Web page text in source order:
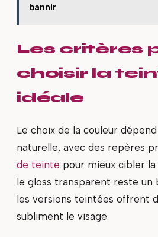
bannir
Les critères
choisir la
idéale
Le choix de la couleur
naturelle, avec des repères
de teinte pour mieux cibler la
le gloss transparent reste un
les versions teintées offrent
subliment le visage.